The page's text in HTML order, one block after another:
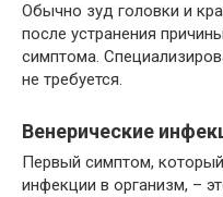
Обычно зуд головки и
после устранения
симптома.
не требуется.
Венерические
Первый симптом,
инфекции в организм, –